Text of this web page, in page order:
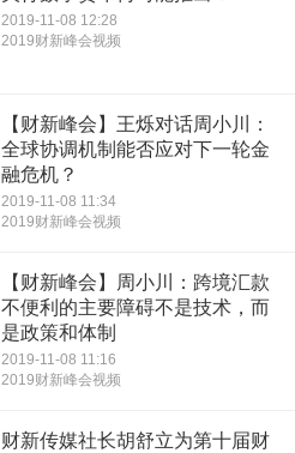
2019-11-08 12:28
2019财新峰会视频
【财新峰会】王烁对话周小川：
全球协调机制能否应对下一轮金
融危机？
2019-11-08 11:34
2019财新峰会视频
【财新峰会】周小川：跨境汇款
不便利的主要障碍不是技术，而
是政策和体制
2019-11-08 11:16
2019财新峰会视频
财新传媒社长胡舒立为第十届财